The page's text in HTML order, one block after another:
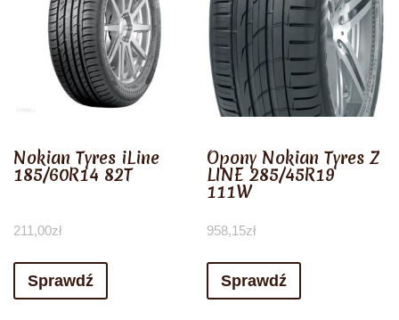
Nokian Tyres iLine
185/60R14 82T
211,00zł
Sprawdź
Opony Nokian Tyres Z
LINE 285/45R19
111W
958,15zł
Sprawdź